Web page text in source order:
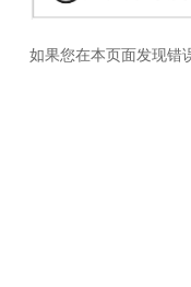
如果您在本页面发现错